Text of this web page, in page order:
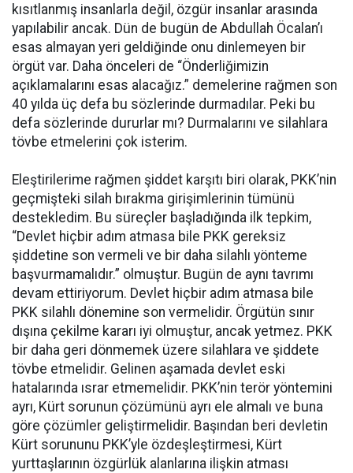
kısıtlanmış insanlarla değil, özgür insanlar arasında
yapılabilir ancak. Dün de bugün de Abdullah Öcalan’ı
esas almayan yeri geldiğinde onu dinlemeyen bir
örgüt var. Daha önceleri de “Önderliğimizin
açıklamalarını esas alacağız.” demelerine rağmen son
40 yılda üç defa bu sözlerinde durmadılar. Peki bu
defa sözlerinde dururlar mı? Durmalarını ve silahlara
tövbe etmelerini çok isterim.
Eleştirilerime rağmen şiddet karşıtı biri olarak, PKK’nin
geçmişteki silah bırakma girişimlerinin tümünü
destekledim. Bu süreçler başladığında ilk tepkim,
“Devlet hiçbir adım atmasa bile PKK gereksiz
şiddetine son vermeli ve bir daha silahlı yönteme
başvurmamalıdır.” olmuştur. Bugün de aynı tavrımı
devam ettiriyorum. Devlet hiçbir adım atmasa bile
PKK silahlı dönemine son vermelidir. Örgütün sınır
dışına çekilme kararı iyi olmuştur, ancak yetmez. PKK
bir daha geri dönmemek üzere silahlara ve şiddete
tövbe etmelidir. Gelinen aşamada devlet eski
hatalarında ısrar etmemelidir. PKK’nin terör yöntemini
ayrı, Kürt sorunun çözümünü ayrı ele almalı ve buna
göre çözümler geliştirmelidir. Başından beri devletin
Kürt sorununu PKK’yle özdeşleştirmesi, Kürt
yurttaşlarının özgürlük alanlarına ilişkin atması